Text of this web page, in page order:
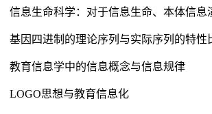
信息生命科学：对于信息生命、本体信息
基因四进制的理论序列与实际序列的特性
教育信息学中的信息概念与信息规律
LOGO思想与教育信息化